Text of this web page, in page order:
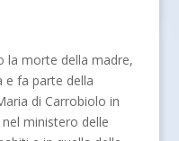
la morte della madre,
e fa parte della
di Carrobiolo in
ministero delle